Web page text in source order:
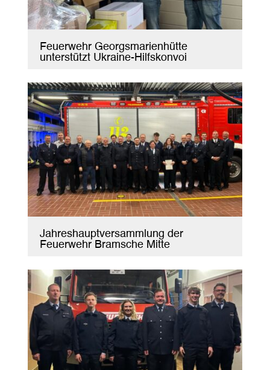
Feuerwehr Georgsmarienhütte
unterstützt Ukraine-Hilfskonvoi
Jahreshauptversammlung der
Feuerwehr Bramsche Mitte